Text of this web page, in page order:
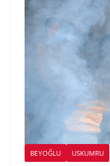
BEYOĞLU USKUMRU